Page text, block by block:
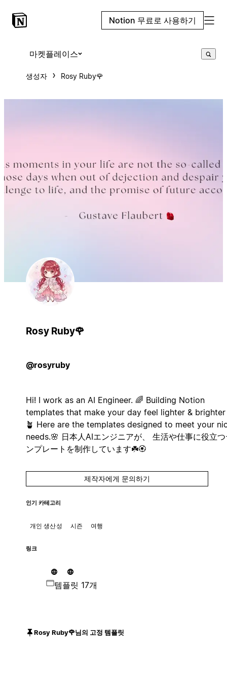
Notion 무료로 사용하기
마켓플레이스
생성자 Rosy Ruby🌹
Rosy Ruby🌹
@rosyruby
Hi! I work as an AI Engineer. 🌈 Building Notion
templates that make your day feel lighter &
🪴 Here are the templates designed to meet your
needs.🌸 日本人AIエンジニアが、 生活や仕事に役立
ンプレートを制作しています☘️🏵️
제작자에게 문의하기
인기 카테고리
개인 생산성 시즌 여행
링크
템플릿 17개
Rosy Ruby🌹님의 고정 템플릿